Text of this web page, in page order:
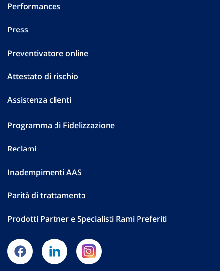
Performances
Press
Preventivatore online
Attestato di rischio
Assistenza clienti
Programma di Fidelizzazione
Reclami
Inadempimenti AAS
Parità di trattamento
Prodotti Partner e Specialisti Rami Preferiti